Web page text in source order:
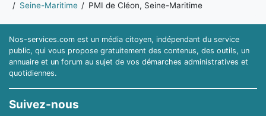
Seine-Maritime
PMI de Cléon, Seine-Maritime
Nos-services.com est un média citoyen, indépendant du service
public, qui vous propose gratuitement des contenus, des outils, un
annuaire et un forum au sujet de vos démarches administratives et
quotidiennes.
Suivez-nous